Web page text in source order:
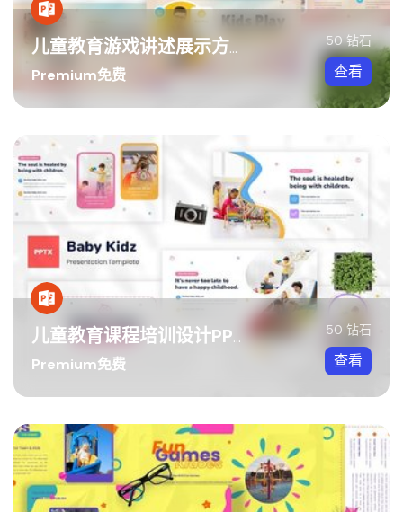
儿童教育游戏讲述展示方案PPT模板
Premium免费
50 钻石
查看
儿童教育课程培训设计PPT模板
Premium免费
50 钻石
查看